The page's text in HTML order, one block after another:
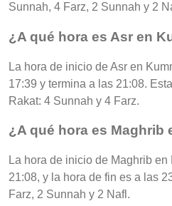
Sunnah, 4 Farz, 2 Sunnah y 2
¿A qué hora es Asr en
La hora de inicio de Asr en
17:39 y termina a las 21:08.
Rakat: 4 Sunnah y 4 Farz.
¿A qué hora es Maghrib
La hora de inicio de Maghrib
21:08, y la hora de fin es a las
Farz, 2 Sunnah y 2 Nafl.